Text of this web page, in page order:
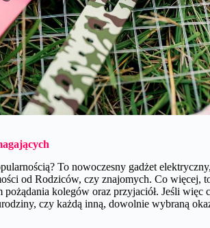
To nowoczesny gadżet
od Rodziców, czy znajomych. Co więcej,
kolegów oraz przyjaciół. Jeśli więc
czy każdą inną, dowolnie wybraną